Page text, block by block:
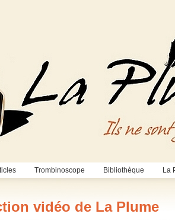
Trombinoscope Bibliothèque La
vidéo de La Plume